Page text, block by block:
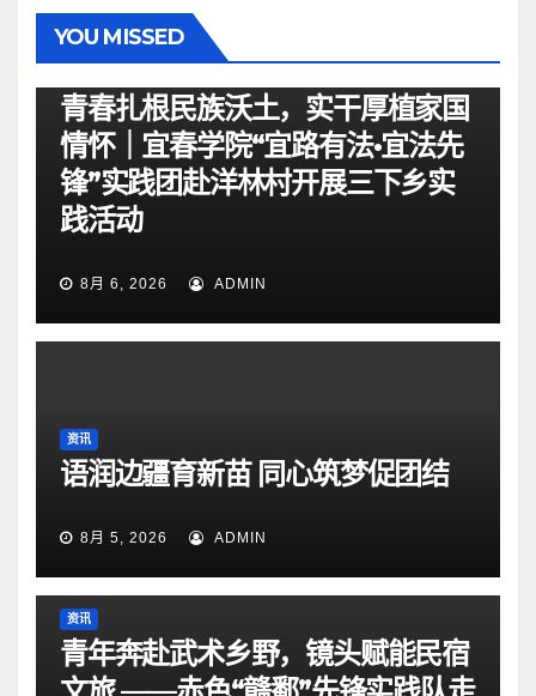
YOU MISSED
青春扎根民族沃土，实干厚植家国
情怀｜宜春学院“宜路有法•宜法先
锋”实践团赴洋林村开展三下乡实
践活动
8月 6, 2026 ADMIN
资讯
语润边疆育新苗 同心筑梦促团结
8月 5, 2026 ADMIN
资讯
青年奔赴武术乡野，镜头赋能民宿